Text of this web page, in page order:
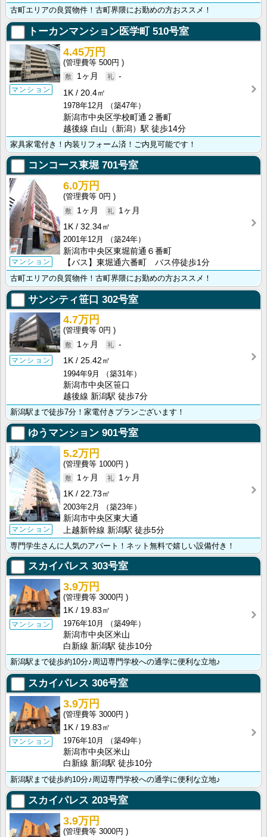
古町エリアの良質物件！古町界隈にお勤めの方おススメ！
トーカンマンション医学町 510号室
マンション
4.45万円
500円
1ヶ月
-
1K
20.4㎡
1978年12月
（築47年）
新潟市中央区学校町通２番町
越後線 白山（新潟）駅 徒歩14分
家具家電付き！内装リフォーム済！ご内見可能です！
コンコース東堀 701号室
マンション
6.0万円
0円
1ヶ月
1ヶ月
1K
32.34㎡
2001年12月
（築24年）
新潟市中央区東堀前通６番町
【バス】東堀通六番町 バス停徒歩1分
古町エリアの良質物件！古町界隈にお勤めの方おススメ！
サンシティ笹口 302号室
マンション
4.7万円
0円
1ヶ月
-
1K
25.42㎡
1994年9月
（築31年）
新潟市中央区笹口
越後線 新潟駅 徒歩7分
新潟駅まで徒歩7分！家電付きプランございます！
ゆうマンション 901号室
マンション
5.2万円
1000円
1ヶ月
1ヶ月
1K
22.73㎡
2003年2月
（築23年）
新潟市中央区東大通
上越新幹線 新潟駅 徒歩5分
専門学生さんに人気のアパート！ネット無料で嬉しい設備付き！
スカイパレス 303号室
マンション
3.9万円
3000円
1K
19.83㎡
1976年10月
（築49年）
新潟市中央区米山
白新線 新潟駅 徒歩10分
新潟駅まで徒歩約10分♪周辺専門学校への通学に便利な立地♪
スカイパレス 306号室
マンション
3.9万円
3000円
1K
19.83㎡
1976年10月
（築49年）
新潟市中央区米山
白新線 新潟駅 徒歩10分
新潟駅まで徒歩約10分♪周辺専門学校への通学に便利な立地♪
スカイパレス 203号室
3.9万円
3000円